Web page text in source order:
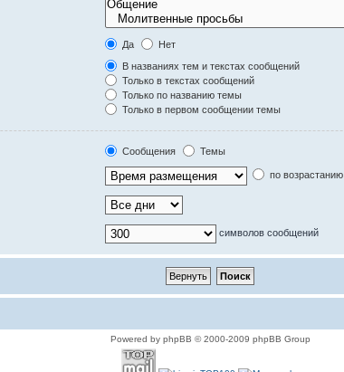
Да
Нет
В названиях тем и текстах сообщений
Только в текстах сообщений
Только по названию темы
Только в первом сообщении темы
Сообщения
Темы
по возрастанию
символов сообщений
Powered by phpBB © 2000-2009 phpBB Group